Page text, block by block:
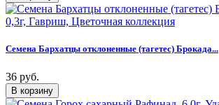
Семена Бархатцы отклоненные (тагетес) Брокада...
36 руб.